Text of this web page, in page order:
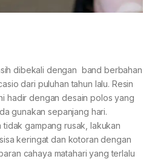
dibekali dengan band berbahan
dari puluhan tahun lalu. Resin
hadir dengan desain polos yang
gunakan sepanjang hari.
gampang rusak, lakukan
keringat dan kotoran dengan
cahaya matahari yang terlalu